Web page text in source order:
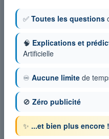
✅ Toutes les questions
🧠 Explications et
Artificielle
♾️ Aucune limite de
🚫 Zéro publicité
✨ ...et bien plus encore !